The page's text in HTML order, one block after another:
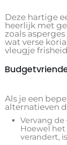
Deze hartige
heerlijk met
zoals
wat verse
vleugje
Als je een
alternatieven
Vervang
Hoewel
verandert,